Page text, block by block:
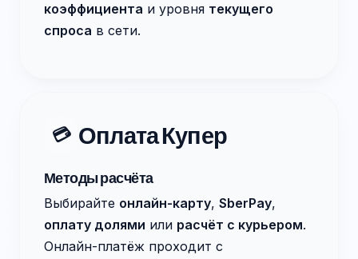
коэффициента и уровня текущего
спроса в сети.
💳 Оплата Купер
Методы расчёта
Выбирайте онлайн-карту, SberPay,
оплату долями или расчёт с курьером.
Онлайн-платёж проходит с